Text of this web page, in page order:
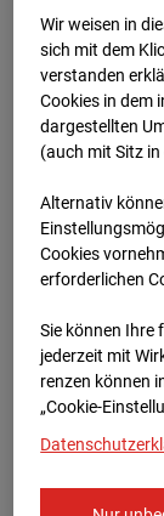
2026
BC-
Arnulf Klett
Europe/
Wir weisen in
sich mit dem
ver­standen
Cookies in dem
dargestellten
(auch mit Sitz
Alternativ
Cookies
erforderlichen
Sie können Ihre
jederzeit mit
renzen können
„Cookie-